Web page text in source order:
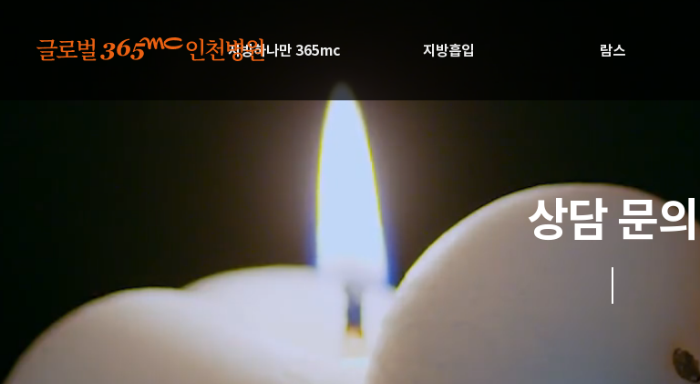
지방하나만 365mc 지방흡입 람스
상담 문의